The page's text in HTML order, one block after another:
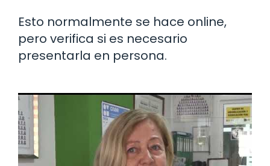
Esto normalmente se hace online,
pero verifica si es necesario
presentarla en persona.